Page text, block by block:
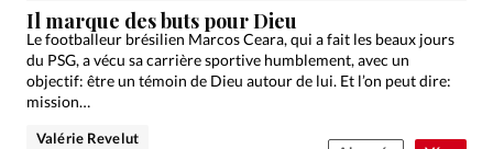
Il marque des buts pour Dieu
Le footballeur brésilien Marcos Ceara, qui a fait les beaux jours
du PSG, a vécu sa carrière sportive humblement, avec un
objectif: être un témoin de Dieu autour de lui. Et l’on peut dire:
mission…
Valérie Revelut